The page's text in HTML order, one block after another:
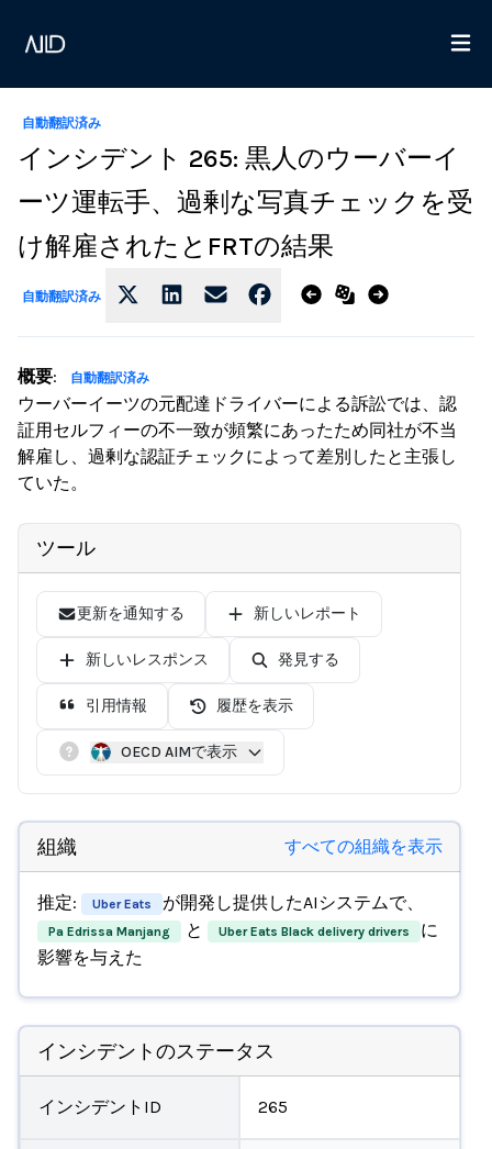
自動翻訳済み
インシデント 265: 黒人のウーバーイ
ーツ運転手、過剰な写真チェックを受
け解雇されたとFRTの結果
自動翻訳済み
概要: 自動翻訳済み
ウーバーイーツの元配達ドライバーによる訴訟では、認
証用セルフィーの不一致が頻繁にあったため同社が不当
解雇し、過剰な認証チェックによって差別したと主張し
ていた。
ツール
更新を通知する 新しいレポート
新しいレスポンス 発見する
引用情報 履歴を表示
OECD AIMで表示
組織 すべての組織を表示
推定: Uber Eats が開発し提供したAIシステムで、
Pa Edrissa Manjang と Uber Eats Black delivery drivers
に
影響を与えた
インシデントのステータス
インシデントID 265